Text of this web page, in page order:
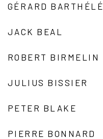
GÉRARD
JACK BEAL
ROBERT BIRMELIN
JULIUS BISSIER
PETER BLAKE
PIERRE BONNARD